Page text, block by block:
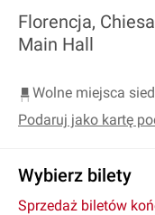
Florencja,
Main Hall
Wolne miejsca
Podaruj jako kartę
Wybierz bilety
Sprzedaż biletów